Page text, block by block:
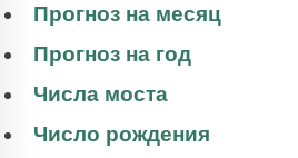
Прогноз на месяц
Прогноз на год
Числа моста
Число рождения